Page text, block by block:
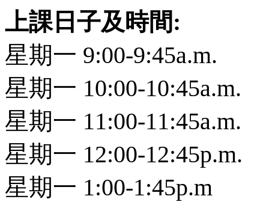
上課日子及時間:
星期一 9:00-9:45a.m.
星期一 10:00-10:45a.m.
星期一 11:00-11:45a.m.
星期一 12:00-12:45p.m.
星期一 1:00-1:45p.m